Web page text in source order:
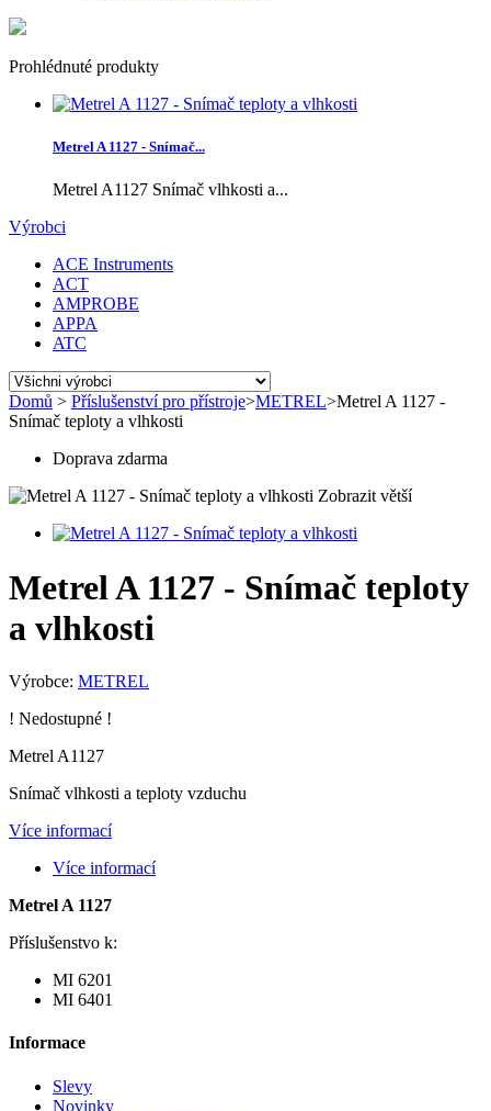
Prohlédnuté produkty
Metrel A 1127 - Snímač...
Metrel A1127 Snímač vlhkosti a...
Výrobci
ACE Instruments
ACT
AMPROBE
APPA
ATC
Domů > Příslušenství pro přístroje>METREL>Metrel A 1127 -
Snímač teploty a vlhkosti
Doprava zdarma
Zobrazit větší
Metrel A 1127 - Snímač teploty
a vlhkosti
Výrobce: METREL
! Nedostupné !
Metrel A1127
Snímač vlhkosti a teploty vzduchu
Více informací
Více informací
Metrel A 1127
Příslušenstvo k:
MI 6201
MI 6401
Informace
Slevy
Novinky